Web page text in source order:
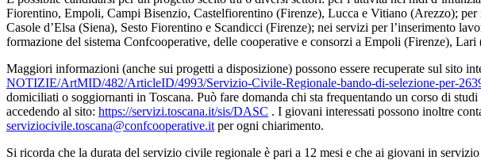
Fiorentino, Empoli, Campi Bisenzio, Castelfiorentino (Firenze), Lucca e Vitiano (Arezzo); per
Casole d’Elsa (Siena), Sesto Fiorentino e Scandicci (Firenze); nei servizi per l’inserimento
formazione del sistema Confcooperative, delle cooperative e consorzi a Empoli (Firenze),
Maggiori informazioni (anche sui progetti a disposizione) possono essere recuperate sul sito
NOTIZIE/ArtMID/482/ArticleID/4993/Servizio-Civile-Regionale-bando-di-selezione-per-
domiciliati o soggiornanti in Toscana. Può fare domanda chi sta frequentando un corso di
accedendo al sito: https://servizi.toscana.it/sis/DASC . I giovani interessati possono inoltre
serviziocivile.toscana@confcooperative.it per ogni chiarimento.
Si ricorda che la durata del servizio civile regionale è pari a 12 mesi e che ai giovani in